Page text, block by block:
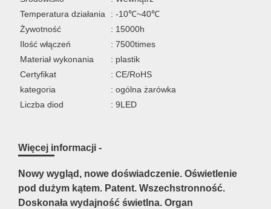
Temperatura działania
: -10℃~40℃
Żywotność
: 15000h
Ilość włączeń
: 7500times
Materiał wykonania
: plastik
Certyfikat
: CE/RoHS
kategoria
: ogólna żarówka
Liczba diod
: 9LED
Więcej informacji -
Nowy wygląd, nowe doświadczenie. Oświetlenie
pod dużym kątem. Patent. Wszechstronność.
Doskonała wydajność świetlna. Organ